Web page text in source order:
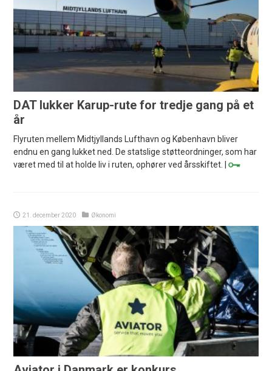
DAT lukker Karup-rute for tredje gang på et
år
Flyruten mellem Midtjyllands Lufthavn og København bliver
endnu en gang lukket ned. De statslige støtteordninger, som har
været med til at holde liv i ruten, ophører ved årsskiftet. |
21. december 2020 Økonomi